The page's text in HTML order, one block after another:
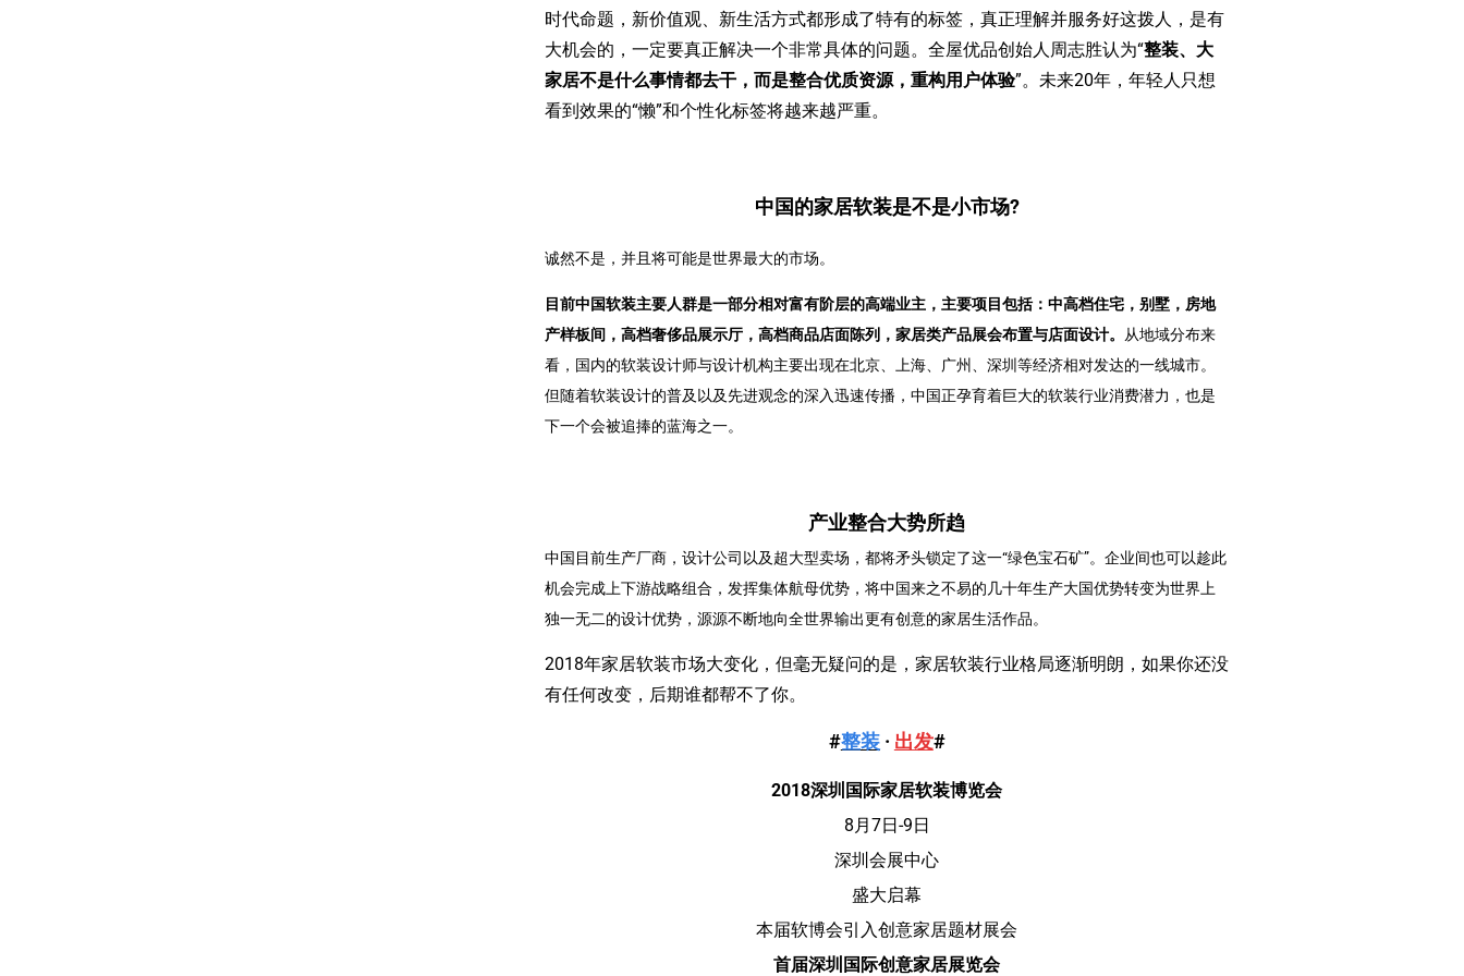
时代命题，新价值观、新生活方式都形成了特有的标签，真正理解并服务好这拨人，是有
大机会的，一定要真正解决一个非常具体的问题。全屋优品创始人周志胜认为“整装、大
家居不是什么事情都去干，而是整合优质资源，重构用户体验”。未来20年，年轻人只想
看到效果的“懒”和个性化标签将越来越严重。
中国的家居软装是不是小市场?
诚然不是，并且将可能是世界最大的市场。
目前中国软装主要人群是一部分相对富有阶层的高端业主，主要项目包括：中高档住宅，别墅，房地
产样板间，高档奢侈品展示厅，高档商品店面陈列，家居类产品展会布置与店面设计。 从地域分布来
看，国内的软装设计师与设计机构主要出现在北京、上海、广州、深圳等经济相对发达的一线城市。
但随着软装设计的普及以及先进观念的深入迅速传播，中国正孕育着巨大的软装行业消费潜力，也是
下一个会被追捧的蓝海之一。
产业整合大势所趋
中国目前生产厂商，设计公司以及超大型卖场，都将矛头锁定了这一“绿色宝石矿”。企业间也可以趁此
机会完成上下游战略组合，发挥集体航母优势，将中国来之不易的几十年生产大国优势转变为世界上
独一无二的设计优势，源源不断地向全世界输出更有创意的家居生活作品。
2018年家居软装市场大变化，但毫无疑问的是，家居软装行业格局逐渐明朗，如果你还没
有任何改变，后期谁都帮不了你。
#整装· 出发#
2018深圳国际家居软装博览会
8月7日-9日
深圳会展中心
盛大启幕
本届软博会引入创意家居题材展会
首届深圳国际创意家居展览会